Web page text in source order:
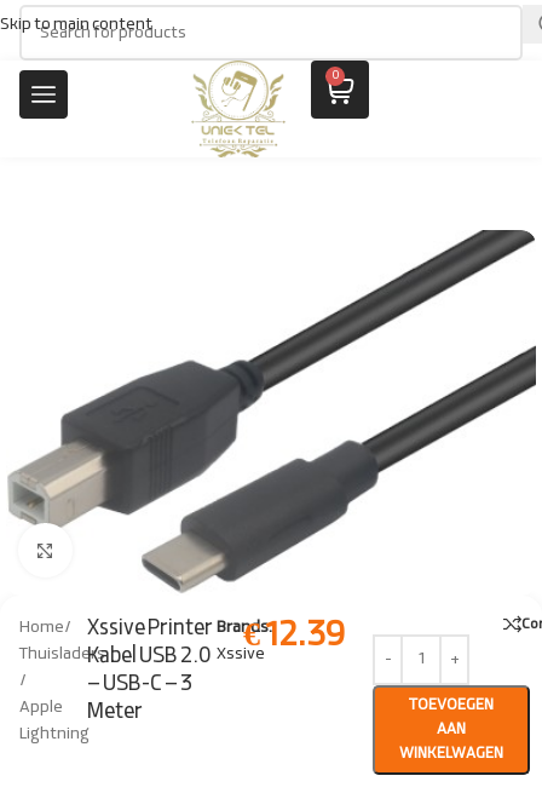
Skip to main content
0
Click to enlarge
Home/
Thuisladers
/
Apple
Lightning
Xssive Printer
Kabel USB 2.0
– USB-C – 3
Meter
Brands:
Xssive
€12.39
TOEVOEGEN
AAN
WINKELWAGEN